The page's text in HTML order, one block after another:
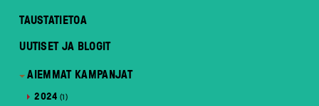
TAUSTATIETOA
UUTISET JA BLOGIT
AIEMMAT KAMPANJAT
2024 (1)